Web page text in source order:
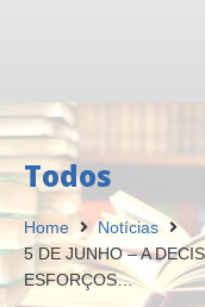
Todos
Home
Notícias
5 DE JUNHO – A
ESFORÇOS…